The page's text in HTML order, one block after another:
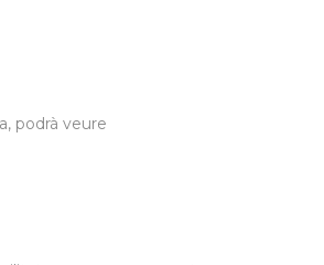
podrà veure